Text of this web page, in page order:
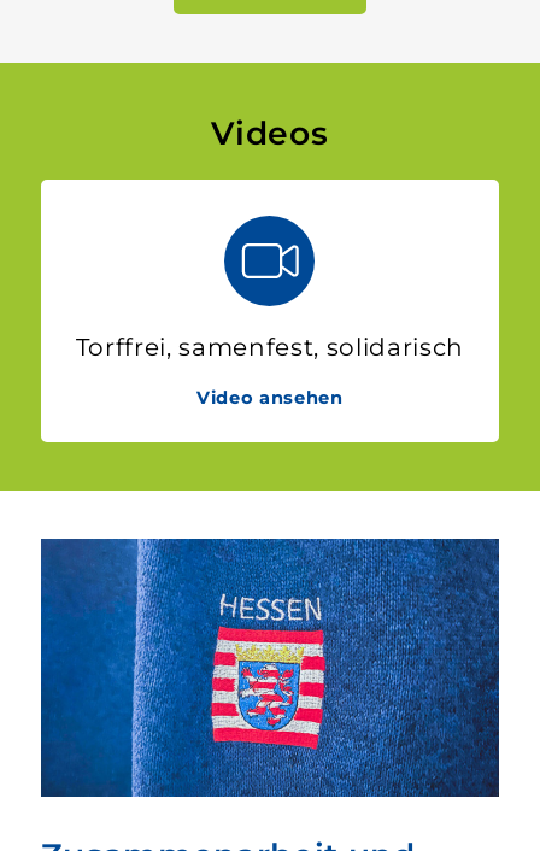
Videos
Torffrei, samenfest, solidarisch
Video ansehen